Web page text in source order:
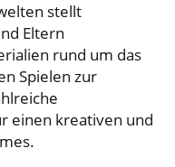
stellt
Eltern
rund um das
Spielen zur
einen kreativen und